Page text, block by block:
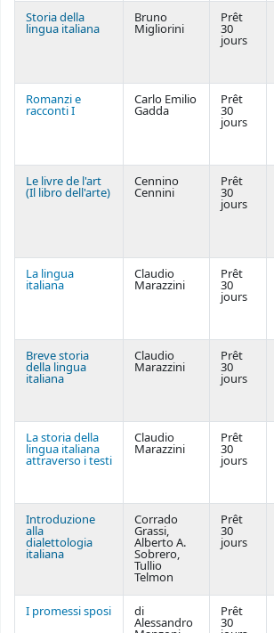
Storia della
lingua italiana
Bruno
Migliorini
Prêt
30
jours
Romanzi e
racconti I
Carlo Emilio
Gadda
Prêt
30
jours
Le livre de l'art
(Il libro dell'arte)
Cennino
Cennini
Prêt
30
jours
La lingua
italiana
Claudio
Marazzini
Prêt
30
jours
Breve storia
della lingua
italiana
Claudio
Marazzini
Prêt
30
jours
La storia della
lingua italiana
attraverso i testi
Claudio
Marazzini
Prêt
30
jours
Introduzione
alla
dialettologia
italiana
Corrado
Grassi,
Alberto A.
Sobrero,
Tullio
Telmon
Prêt
30
jours
I promessi sposi di
Alessandro
Prêt
30